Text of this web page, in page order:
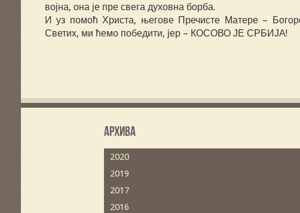
војна, она је пре свега духовна борба.
И уз помоћ Христа, његове Пречисте Матере –
Светих, ми ћемо победити, јер – КОСОВО ЈЕ СРБИЈА!
Архива
2020
2019
2017
2016